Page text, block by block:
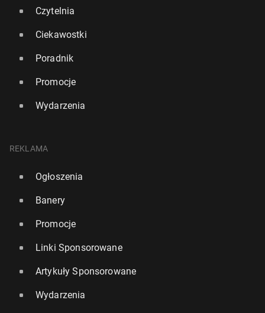
Czytelnia
Ciekawostki
Poradnik
Promocje
Wydarzenia
REKLAMA
Ogłoszenia
Banery
Promocje
Linki Sponsorowane
Artykuły Sponsorowane
Wydarzenia